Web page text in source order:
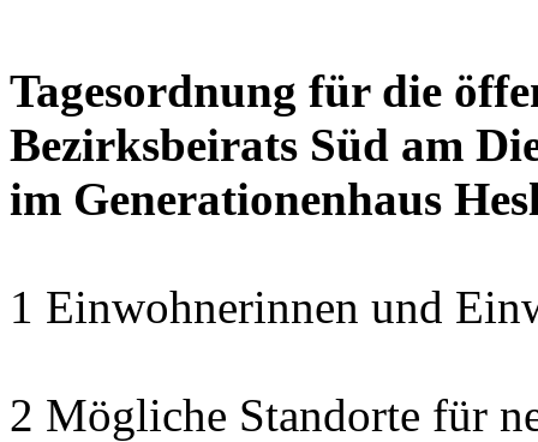
Tagesordnung für die
Bezirksbeirats Süd am
im Generationenhaus
1 Einwohnerinnen und
2 Mögliche Standorte für